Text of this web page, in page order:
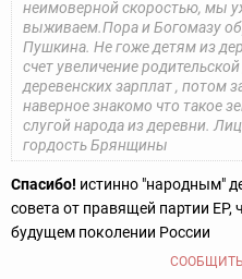
неимоверной скоростью, мы
выживаем.Пора и Богомазу
Пушкина. Не гоже детям из
счет увеличение
деревенских зарплат , потом
наверное знакомо что такое
слугой народа из деревни.
гордость Брянщины
Спасибо! истинно "народным"
совета от правящей партии ЕР,
будущем поколении России